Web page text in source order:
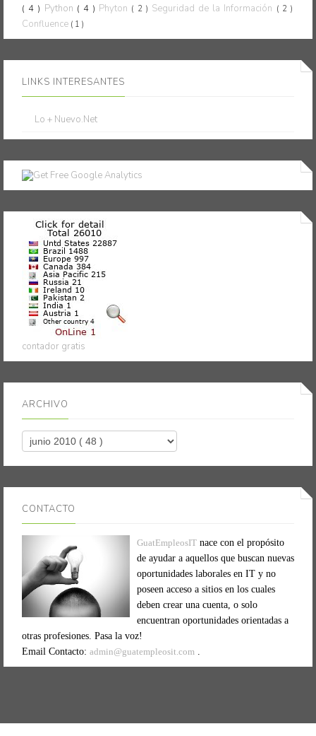
( 4 ) Python ( 4 ) Phyton ( 2 ) Seguridad de la Información ( 2 )
Confluence ( 1 )
LINKS INTERESANTES
Lo + Nuevo.Net
contador gratis
ARCHIVO
CONTACTO
GuatEmpleosIT nace con el propósito
de ayudar a aquellos que buscan nuevas
oportunidades laborales en IT y no
poseen acceso a sitios en los cuales
deben crear una cuenta, o solo
encuentran oportunidades orientadas a
otras profesiones. Pasa la voz!
Email Contacto: admin@guatempleosit.com .